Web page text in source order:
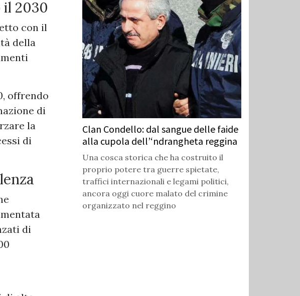
2030
con il
della
offrendo
di
la
di
di
Clan Condello: dal sangue delle faide
alla cupola dell’‘ndrangheta reggina
Una cosca storica che ha costruito il
proprio potere tra guerre spietate,
traffici internazionali e legami politici,
ancora oggi cuore malato del crimine
organizzato nel reggino